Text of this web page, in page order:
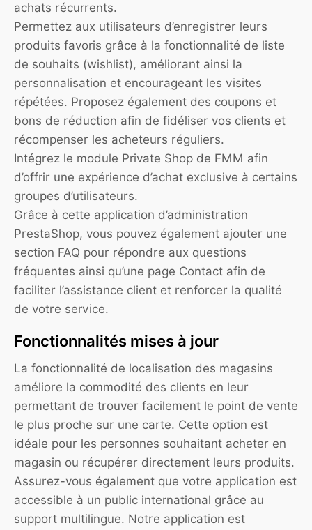
achats récurrents.
Permettez aux utilisateurs d’enregistrer leurs
produits favoris grâce à la fonctionnalité de liste
de souhaits (wishlist), améliorant ainsi la
personnalisation et encourageant les visites
répétées. Proposez également des coupons et
bons de réduction afin de fidéliser vos clients et
récompenser les acheteurs réguliers.
Intégrez le module Private Shop de FMM afin
d’offrir une expérience d’achat exclusive à certains
groupes d’utilisateurs.
Grâce à cette application d’administration
PrestaShop, vous pouvez également ajouter une
section FAQ pour répondre aux questions
fréquentes ainsi qu’une page Contact afin de
faciliter l’assistance client et renforcer la qualité
de votre service.
Fonctionnalités mises à jour
La fonctionnalité de localisation des magasins
améliore la commodité des clients en leur
permettant de trouver facilement le point de vente
le plus proche sur une carte. Cette option est
idéale pour les personnes souhaitant acheter en
magasin ou récupérer directement leurs produits.
Assurez-vous également que votre application est
accessible à un public international grâce au
support multilingue. Notre application est